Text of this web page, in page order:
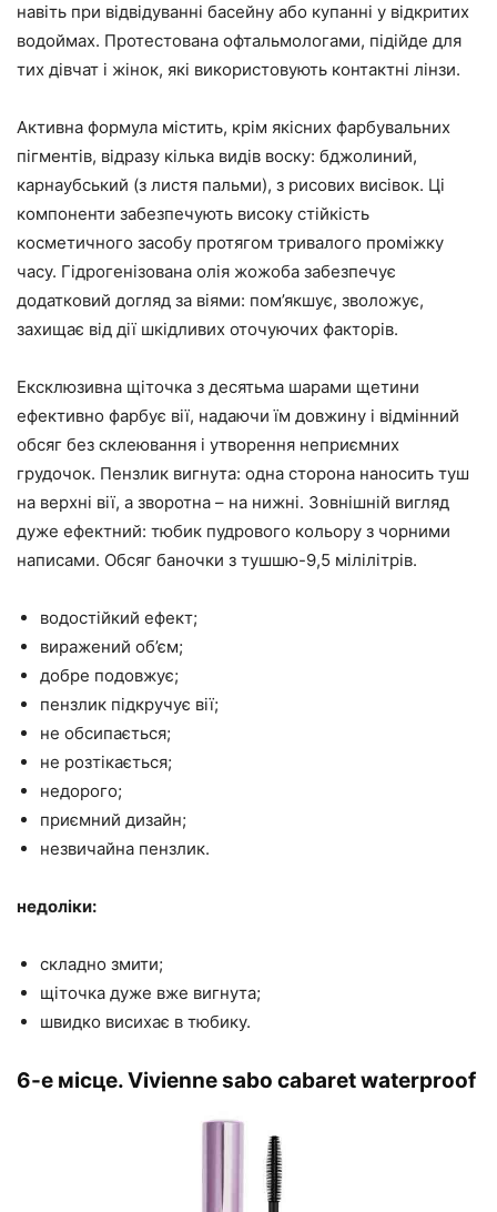
навіть при відвідуванні басейну або купанні у відкритих
водоймах. Протестована офтальмологами, підійде для
тих дівчат і жінок, які використовують контактні лінзи.
Активна формула містить, крім якісних фарбувальних
пігментів, відразу кілька видів воску: бджолиний,
карнаубський (з листя пальми), з рисових висівок. Ці
компоненти забезпечують високу стійкість
косметичного засобу протягом тривалого проміжку
часу. Гідрогенізована олія жожоба забезпечує
додатковий догляд за віями: пом’якшує, зволожує,
захищає від дії шкідливих оточуючих факторів.
Ексклюзивна щіточка з десятьма шарами щетини
ефективно фарбує вії, надаючи їм довжину і відмінний
обсяг без склеювання і утворення неприємних
грудочок. Пензлик вигнута: одна сторона наносить туш
на верхні вії, а зворотна – на нижні. Зовнішній вигляд
дуже ефектний: тюбик пудрового кольору з чорними
написами. Обсяг баночки з тушшю-9,5 мілілітрів.
водостійкий ефект;
виражений об’єм;
добре подовжує;
пензлик підкручує вії;
не обсипається;
не розтікається;
недорого;
приємний дизайн;
незвичайна пензлик.
недоліки:
складно змити;
щіточка дуже вже вигнута;
швидко висихає в тюбику.
6-е місце. Vivienne sabo cabaret waterproof